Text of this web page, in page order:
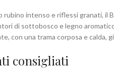
rubino intenso e riflessi granati, il
di sottobosco e legno
con una trama corposa e calda,
consigliati